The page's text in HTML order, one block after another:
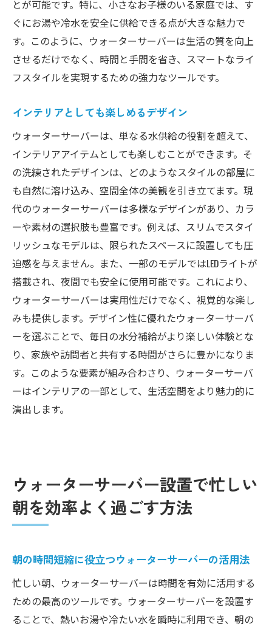
とが可能です。特に、小さなお子様のいる家庭では、す
ぐにお湯や冷水を安全に供給できる点が大きな魅力で
す。このように、ウォーターサーバーは生活の質を向上
させるだけでなく、時間と手間を省き、スマートなライ
フスタイルを実現するための強力なツールです。
インテリアとしても楽しめるデザイン
ウォーターサーバーは、単なる水供給の役割を超えて、
インテリアアイテムとしても楽しむことができます。そ
の洗練されたデザインは、どのようなスタイルの部屋に
も自然に溶け込み、空間全体の美観を引き立てます。現
代のウォーターサーバーは多様なデザインがあり、カラ
ーや素材の選択肢も豊富です。例えば、スリムでスタイ
リッシュなモデルは、限られたスペースに設置しても圧
迫感を与えません。また、一部のモデルではLEDライトが
搭載され、夜間でも安全に使用可能です。これにより、
ウォーターサーバーは実用性だけでなく、視覚的な楽し
みも提供します。デザイン性に優れたウォーターサーバ
ーを選ぶことで、毎日の水分補給がより楽しい体験とな
り、家族や訪問者と共有する時間がさらに豊かになりま
す。このような要素が組み合わさり、ウォーターサーバ
ーはインテリアの一部として、生活空間をより魅力的に
演出します。
ウォーターサーバー設置で忙しい
朝を効率よく過ごす方法
朝の時間短縮に役立つウォーターサーバーの活用法
忙しい朝、ウォーターサーバーは時間を有効に活用する
ための最高のツールです。ウォーターサーバーを設置す
ることで、熱いお湯や冷たい水を瞬時に利用でき、朝の